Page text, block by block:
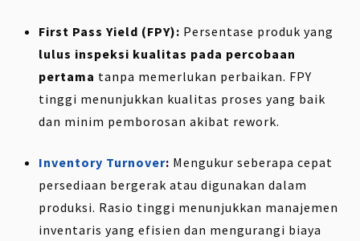
First Pass Yield (FPY): Persentase produk yang
lulus inspeksi kualitas pada percobaan
pertama tanpa memerlukan perbaikan. FPY
tinggi menunjukkan kualitas proses yang baik
dan minim pemborosan akibat rework.
Inventory Turnover: Mengukur seberapa cepat
persediaan bergerak atau digunakan dalam
produksi. Rasio tinggi menunjukkan manajemen
inventaris yang efisien dan mengurangi biaya